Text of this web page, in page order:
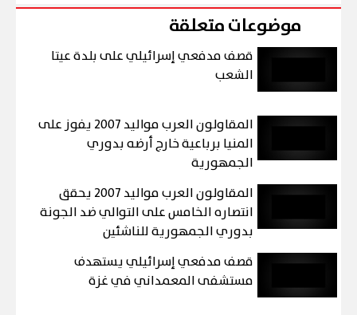
موضوعات متعلقة
قصف مدفعي إسرائيلي على بلدة عيتا
الشعب
المقاولون العرب مواليد 2007 يفوز على
المنيا برباعية خارج أرضه بدوري
الجمهورية
المقاولون العرب مواليد 2007 يحقق
انتصاره الخامس على التوالي ضد الجونة
بدوري الجمهورية للناشئين
قصف مدفعي إسرائيلي يستهدف
مستشفى المعمداني في غزة